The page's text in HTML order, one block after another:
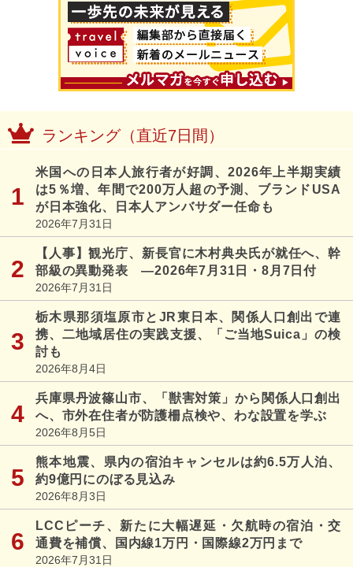
ランキング（直近7日間）
米国への日本人旅行者が好調、2026年上半期実績
は5％増、年間で200万人超の予測、ブランドUSA
が日本強化、日本人アンバサダー任命も
2026年7月31日
【人事】観光庁、新長官に木村典央氏が就任へ、幹
部級の異動発表 ―2026年7月31日・8月7日付
2026年7月31日
栃木県那須塩原市とJR東日本、関係人口創出で連
携、二地域居住の実践支援、「ご当地Suica」の検
討も
2026年8月4日
兵庫県丹波篠山市、「獣害対策」から関係人口創出
へ、市外在住者が防護柵点検や、わな設置を学ぶ
2026年8月5日
熊本地震、県内の宿泊キャンセルは約6.5万人泊、
約9億円にのぼる見込み
2026年8月3日
LCCピーチ、新たに大幅遅延・欠航時の宿泊・交
通費を補償、国内線1万円・国際線2万円まで
2026年7月31日